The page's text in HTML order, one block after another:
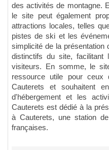
des activités de montagne.
le site peut également
attractions locales, telles
pistes de ski et les
simplicité de la présentation
distinctifs du site, facilitant
visiteurs. En somme, le
ressource utile pour ceux
Cauterets et souhaitent
d'hébergement et les
Cauterets est dédié à la
à Cauterets, une station
françaises.